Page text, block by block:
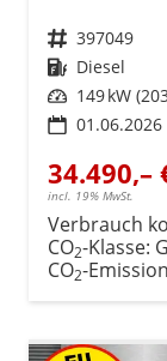
Fahrzeugnr. 397049
Kraftstoff Diesel
Leistung 149 kW
01.06.2026
34.490,–
incl. 19% MwSt.
Verbrauch
CO2-Klasse: G
CO2-